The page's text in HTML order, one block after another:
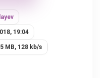
19:04
MB, 128 kb/s